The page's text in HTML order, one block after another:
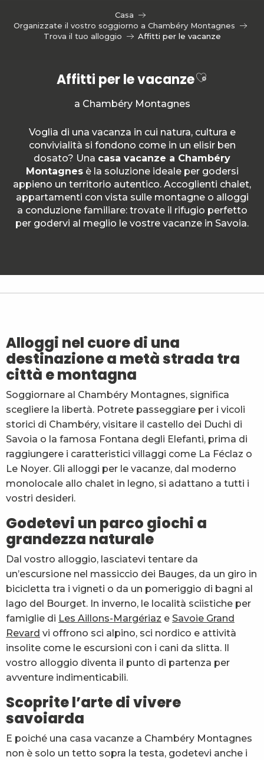
Casa
Organizzate il vostro soggiorno a Chambéry Montagnes
Trova il tuo alloggio
Affitti per le vacanze
Affitti per le vacanzeAjouter
a Chambéry Montagnes
Voglia di una vacanza in cui natura, cultura e
convivialità si fondono come in un elisir ben
dosato? Una casa vacanze a Chambéry
Montagnesè la soluzione ideale per godersi
appieno un territorio autentico. Accoglienti chalet,
appartamenti con vista sulle montagne o alloggi
a conduzione familiare: trovate il rifugio perfetto
per godervi al meglio le vostre vacanze in Savoia.
Le Sainte-Anne n°60 - M. Legendre JP
Le Grand Colombier - Appartement Les Rochers de
Ch'ti Margériaz
L'École à gîter - Le Cyclamen n°1
L'École à gîter - Le Drosera n°2
Le Margériaz n°26 - M. Feunot
La Grange au ruisseau - Mme GUILLOT
Chalet Les Oréades
Alloggi nel cuore di una
destinazione a metà strada tra
città e montagna
Soggiornare al Chambéry Montagnes, significa
scegliere la libertà. Potrete passeggiare per i vicoli
storici di Chambéry, visitare il castello dei Duchi di
Savoia o la famosa Fontana degli Elefanti, prima di
raggiungere i caratteristici villaggi come La Féclaz o
Le Noyer. Gli alloggi per le vacanze, dal moderno
monolocale allo chalet in legno, si adattano a tutti i
vostri desideri.
Godetevi un parco giochi a
grandezza naturale
Dal vostro alloggio, lasciatevi tentare da
un’escursione nel massiccio dei Bauges, da un giro in
bicicletta tra i vigneti o da un pomeriggio di bagni al
lago del Bourget. In inverno, le località sciistiche per
famiglie di Les Aillons-Margériaz e Savoie Grand
Revard vi offrono sci alpino, sci nordico e attività
insolite come le escursioni con i cani da slitta. Il
vostro alloggio diventa il punto di partenza per
avventure indimenticabili.
Scoprite l’arte di vivere
savoiarda
E poiché una casa vacanze a Chambéry Montagnes
non è solo un tetto sopra la testa, godetevi anche i